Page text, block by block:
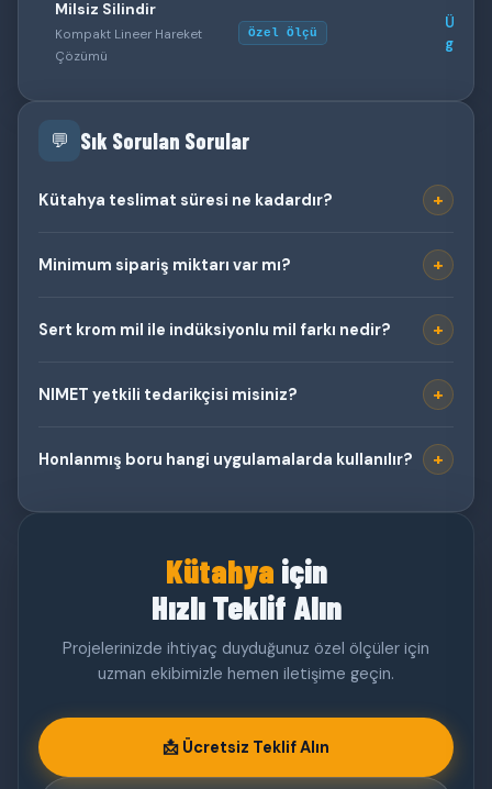
Milsiz Silindir
Kompakt Lineer Hareket
Çözümü
Özel Ölçü
Ürün
💬 Sık Sorulan Sorular
Kütahya teslimat süresi ne kadardır? +
Minimum sipariş miktarı var mı? +
Sert krom mil ile indüksiyonlu mil farkı nedir? +
NIMET yetkili tedarikçisi misiniz? +
Honlanmış boru hangi uygulamalarda kullanılır? +
Kütahya için
Hızlı Teklif Alın
Projelerinizde ihtiyaç duyduğunuz özel ölçüler için
uzman ekibimizle hemen iletişime geçin.
📩 Ücretsiz Teklif Alın